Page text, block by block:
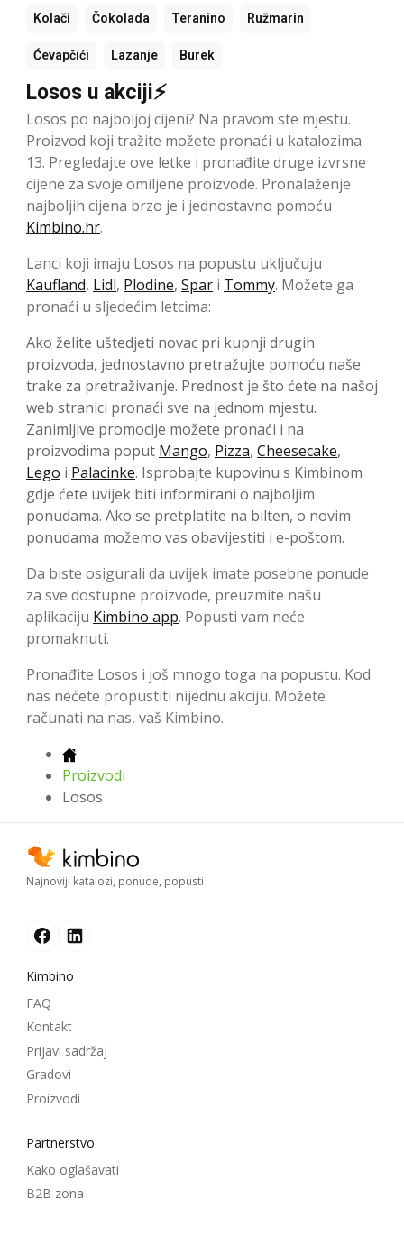
Kolači Čokolada Teranino Ružmarin
Ćevapčići Lazanje Burek
Losos u akciji⚡
Losos po najboljoj cijeni? Na pravom ste mjestu.
Proizvod koji tražite možete pronaći u katalozima
13. Pregledajte ove letke i pronađite druge izvrsne
cijene za svoje omiljene proizvode. Pronalaženje
najboljih cijena brzo je i jednostavno pomoću
Kimbino.hr.
Lanci koji imaju Losos na popustu uključuju
Kaufland, Lidl, Plodine, Spar i Tommy. Možete ga
pronaći u sljedećim letcima:
Ako želite uštedjeti novac pri kupnji drugih
proizvoda, jednostavno pretražujte pomoću naše
trake za pretraživanje. Prednost je što ćete na našoj
web stranici pronaći sve na jednom mjestu.
Zanimljive promocije možete pronaći i na
proizvodima poput Mango, Pizza, Cheesecake,
Lego i Palacinke. Isprobajte kupovinu s Kimbinom
gdje ćete uvijek biti informirani o najboljim
ponudama. Ako se pretplatite na bilten, o novim
ponudama možemo vas obavijestiti i e-poštom.
Da biste osigurali da uvijek imate posebne ponude
za sve dostupne proizvode, preuzmite našu
aplikaciju Kimbino app. Popusti vam neće
promaknuti.
Pronađite Losos i još mnogo toga na popustu. Kod
nas nećete propustiti nijednu akciju. Možete
računati na nas, vaš Kimbino.
Proizvodi
Losos
Najnoviji katalozi, ponude, popusti
Kimbino
FAQ
Kontakt
Prijavi sadržaj
Gradovi
Proizvodi
Partnerstvo
Kako oglašavati
B2B zona